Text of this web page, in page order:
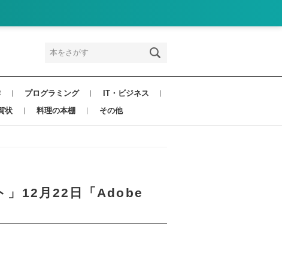
プログラミング
IT・ビジネス
状 料理の本棚 その他
」12月22日「Adobe